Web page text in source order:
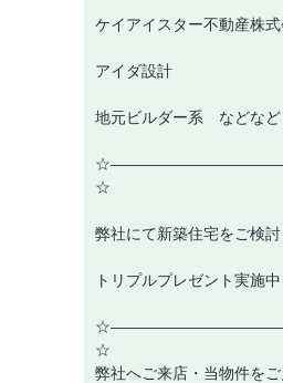
ケイアイスター不動産株
アイダ設計
地元ビルダー系 などなど
☆
弊社にて新築住宅をご検
トリプルプレゼント実施中
☆
弊社へご来店・当物件を